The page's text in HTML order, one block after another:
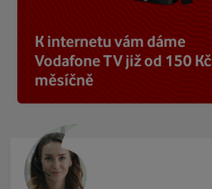
K internetu vám dáme
Vodafone TV již od 150 Kč
měsíčně